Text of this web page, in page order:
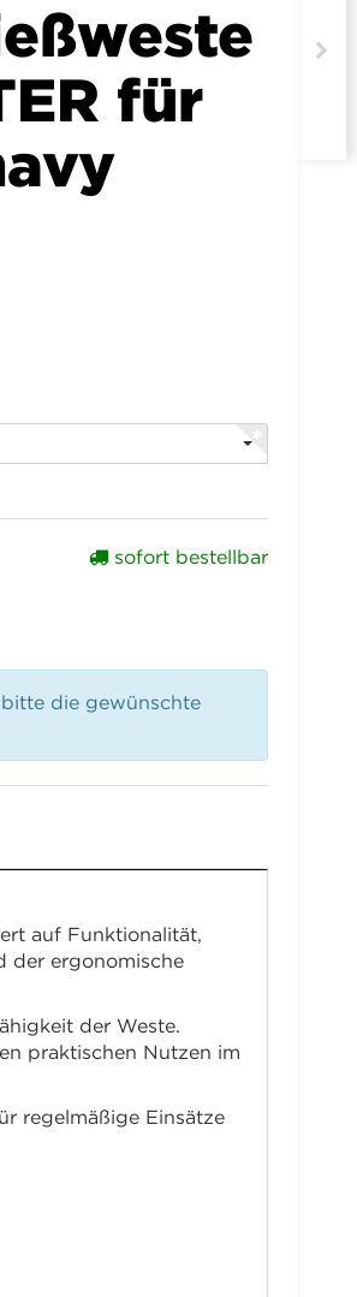
für
sofort bestellbar
die gewünschte
auf Funktionalität,
der ergonomische
der Weste.
praktischen Nutzen im
regelmäßige Einsätze